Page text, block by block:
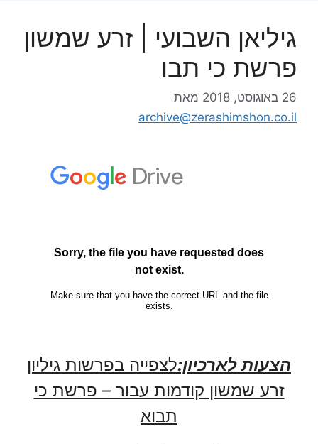
גיליאן השבועי | זרע שמשון
פרשת כי תבו
26 באוגוסט, 2018
מאת
archive@zerashimshon.co.il
הצעות לארכיון:לצפייה בפרשות גיליון
זרע שמשון קודמות עבור – פרשת כי
תבוא